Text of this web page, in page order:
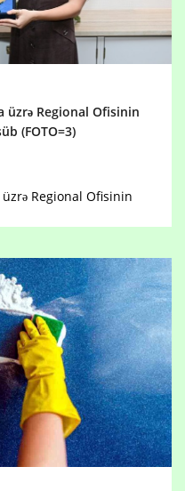
üzrə Regional Ofisinin
(FOTO=3)
Regional Ofisinin